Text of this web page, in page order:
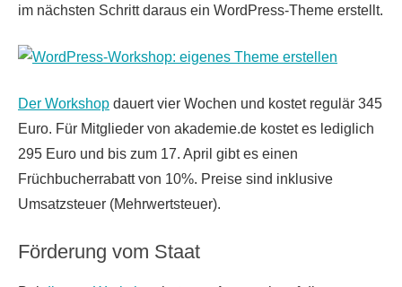
im nächsten Schritt daraus ein WordPress-Theme erstellt.
Der Workshop dauert vier Wochen und kostet regulär 345
Euro. Für Mitglieder von akademie.de kostet es lediglich
295 Euro und bis zum 17. April gibt es einen
Früchbucherrabatt von 10%. Preise sind inklusive
Umsatzsteuer (Mehrwertsteuer).
Förderung vom Staat